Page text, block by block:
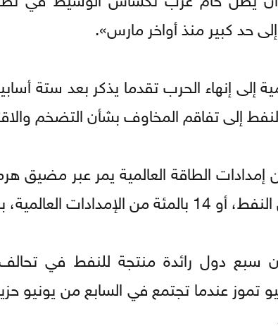
حد كبير منذ أواخر مارس».
إلى إنهاء الحرب تقدما يذكر بعد ستة
إلى تفاقم المخاوف ‌بشأن التضخم
في ذلك صادرات ⁠4 دول عربية.
سبع دول رائدة منتجة للنفط في
تموز عندما تجتمع في السابع من يونيو